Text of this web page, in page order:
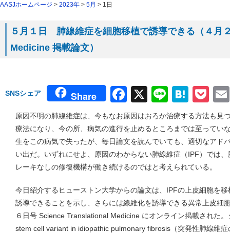
AASJホームページ > 2023年 > 5月 > 1日
５月１日 肺線維症を細胞移植で誘導できる（４月
Medicine 掲載論文）
SNSシェア Share Facebook
X Line
原因不明の肺線維症は、今もなお原因はおろか治療する方法も見
療法になり、今の所、病気の進行を止めるところまでは至ってい
生をこの病気で失ったが、毎日論文を読んでいても、適切なアド
い出だ。いずれにせよ、原因のわからない肺線維症（IPF）では
レーキなしの修復機構が働き続けるのではと考えられている。
今日紹介するヒューストン大学からの論文は、IPFの上皮細胞を
誘導できることを示し、さらには線維化を誘導できる異常上皮細
６日号 Science Translational Medicine にオンライン掲載された
stem cell variant in idiopathic pulmonary fibrosis（突発性肺線維